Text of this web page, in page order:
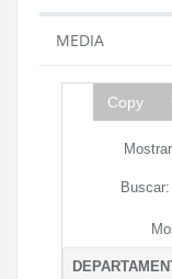
MEDIA
Copy
Mostrar
Buscar: